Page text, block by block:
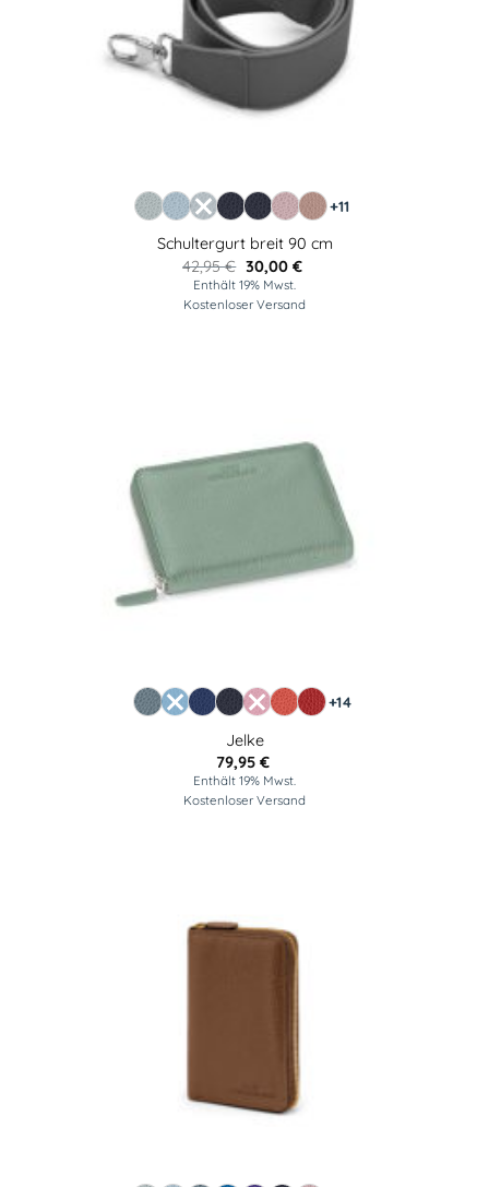
+11
Schultergurt breit 90 cm
42,95€ Ursprünglicher
Preis
war:
42,95 €
30,00 €Aktueller
ist:
30,00 €.
Enthält 19% Mwst.
Kostenloser Versand
+14
Jelke
79,95 €
Enthält 19% Mwst.
Kostenloser Versand